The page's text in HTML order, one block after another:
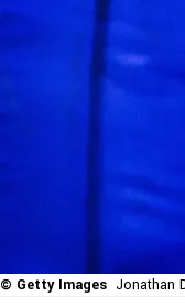
© Getty Images Jonathan